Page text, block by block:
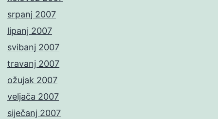
srpanj 2007
lipanj 2007
svibanj 2007
travanj 2007
ožujak 2007
veljača 2007
siječanj 2007